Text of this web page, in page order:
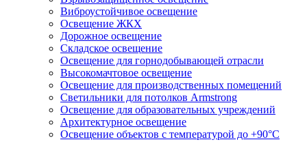
Виброустойчивое освещение
Освещение ЖКХ
Дорожное освещение
Складское освещение
Освещение для горнодобывающей отрасли
Высокомачтовое освещение
Освещение для производственных помещений
Светильники для потолков Armstrong
Освещение для образовательных учреждений
Архитектурное освещение
Освещение объектов с температурой до +90°С